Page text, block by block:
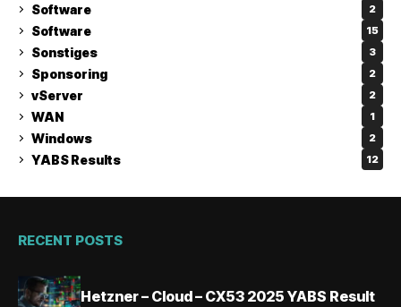
Software 2
Software 15
Sonstiges 3
Sponsoring 2
vServer 2
WAN 1
Windows 2
YABS Results 12
RECENT POSTS
Hetzner – Cloud – CX53 2025 YABS Result